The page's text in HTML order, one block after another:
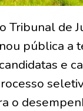
Tribunal de
pública a
e
o